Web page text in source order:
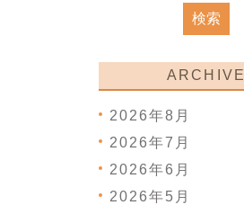
ARCHIVE
2026年8月
2026年7月
2026年6月
2026年5月